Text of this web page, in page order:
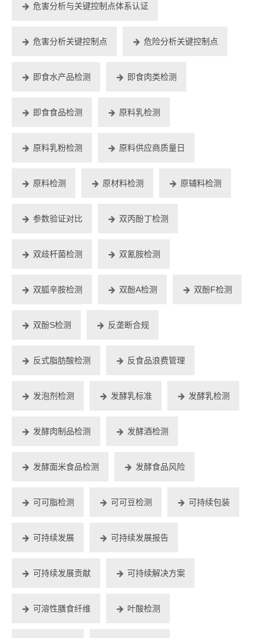
危害分析与关键控制点体系认证
危害分析关键控制点 危险分析关键控制点
即食水产品检测 即食肉类检测
即食食品检测 原料乳检测
原料乳粉检测 原料供应商质量日
原料检测 原材料检测 原辅料检测
参数验证对比 双丙酚丁检测
双歧杆菌检测 双氰胺检测
双胍辛胺检测 双酚A检测 双酚F检测
双酚S检测 反垄断合规
反式脂肪酸检测 反食品浪费管理
发泡剂检测 发酵乳标准 发酵乳检测
发酵肉制品检测 发酵酒检测
发酵面米食品检测 发酵食品风险
可可脂检测 可可豆检测 可持续包装
可持续发展 可持续发展报告
可持续发展贡献 可持续解决方案
可溶性膳食纤维 叶酸检测